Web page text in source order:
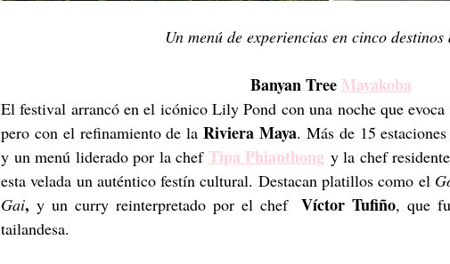
Un menú de experiencias en cinco destinos
Banyan Tree Mayakoba
El festival arrancó en el icónico Lily Pond con una noche que
pero con el refinamiento de la Riviera Maya. Más de 15
y un menú liderado por la chef Tipa Phianthong y la chef residente
esta velada un auténtico festín cultural. Destacan platillos como el
Gai, y un curry reinterpretado por el chef Víctor Tufiño, que
tailandesa.